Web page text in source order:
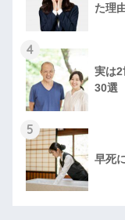
た理
4
実は2
30選
5
早死